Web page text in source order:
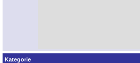
Kategorie